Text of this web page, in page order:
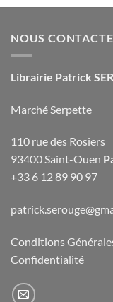
NOUS
Librairie Patrick
Marché Serpette
110 rue des Rosiers
93400 Saint-Ouen
+33 6 12 89 90 97
Conditions
Confidentialité